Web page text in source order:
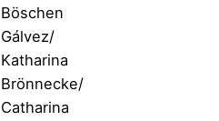
Böschen
Gálvez/
Katharina
Brönnecke/
Catharina